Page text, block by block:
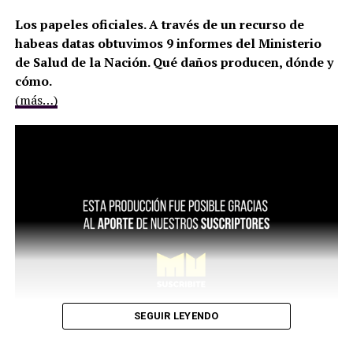
Los papeles oficiales. A través de un recurso de
habeas datas obtuvimos 9 informes del Ministerio
de Salud de la Nación. Qué daños producen, dónde y
cómo.
(más…)
SEGUIR LEYENDO